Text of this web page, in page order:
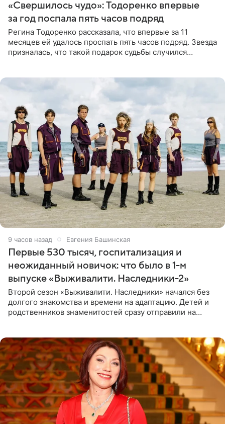
«Свершилось чудо»: Тодоренко впервые
за год поспала пять часов подряд
Регина Тодоренко рассказала, что впервые за 11
месяцев ей удалось проспать пять часов подряд. Звезда
призналась, что такой подарок судьбы случился
9 часов назад Евгения Башинская
Первые 530 тысяч, госпитализация и
неожиданный новичок: что было в 1-м
выпуске «Выживалити. Наследники-2»
Второй сезон «Выживалити. Наследники» начался без
долгого знакомства и времени на адаптацию. Детей и
родственников знаменитостей сразу отправили на